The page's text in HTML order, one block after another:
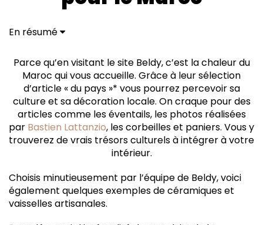
En résumé
Parce qu’en visitant le site Beldy, c’est la chaleur du
Maroc qui vous accueille. Grâce à leur sélection
d’article « du pays »* vous pourrez percevoir sa
culture et sa décoration locale. On craque pour des
articles comme les éventails, les photos réalisées
par Bastien Lattanzio, les corbeilles et paniers. Vous y
trouverez de vrais trésors culturels à intégrer à votre
intérieur.
Choisis minutieusement par l’équipe de Beldy, voici
également quelques exemples de céramiques et
vaisselles artisanales.